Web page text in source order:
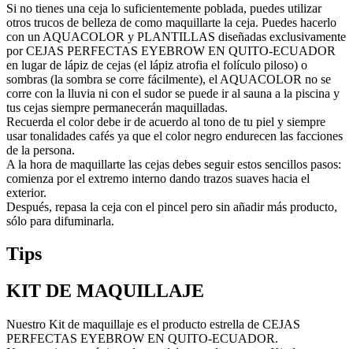
Si no tienes una ceja lo suficientemente poblada, puedes utilizar
otros trucos de belleza de como maquillarte la ceja. Puedes hacerlo
con un AQUACOLOR y PLANTILLAS diseñadas exclusivamente
por CEJAS PERFECTAS EYEBROW EN QUITO-ECUADOR
en lugar de lápiz de cejas (el lápiz atrofia el folículo piloso) o
sombras (la sombra se corre fácilmente), el AQUACOLOR no se
corre con la lluvia ni con el sudor se puede ir al sauna a la piscina y
tus cejas siempre permanecerán maquilladas.
Recuerda el color debe ir de acuerdo al tono de tu piel y siempre
usar tonalidades cafés ya que el color negro endurecen las facciones
de la persona.
A la hora de maquillarte las cejas debes seguir estos sencillos pasos:
comienza por el extremo interno dando trazos suaves hacia el
exterior.
Después, repasa la ceja con el pincel pero sin añadir más producto,
sólo para difuminarla.
Tips
KIT DE MAQUILLAJE
Nuestro Kit de maquillaje es el producto estrella de CEJAS
PERFECTAS EYEBROW EN QUITO-ECUADOR.